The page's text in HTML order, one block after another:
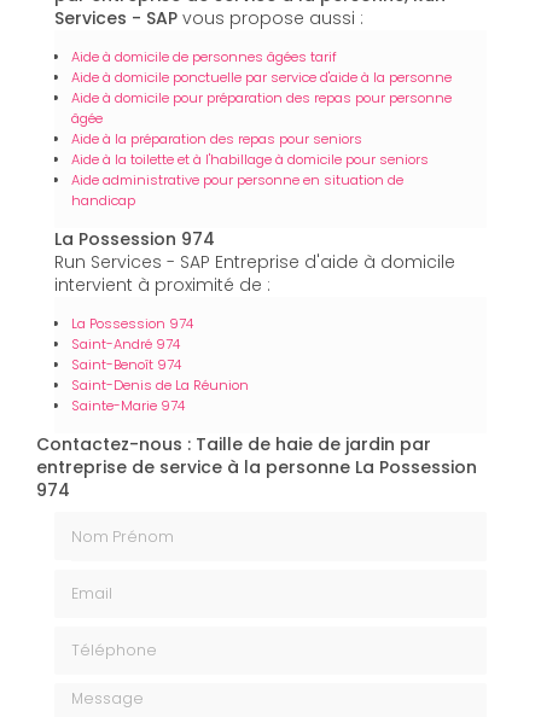
Services - SAP vous propose aussi :
Aide à domicile de personnes âgées tarif
Aide à domicile ponctuelle par service d'aide à la personne
Aide à domicile pour préparation des repas pour personne
âgée
Aide à la préparation des repas pour seniors
Aide à la toilette et à l'habillage à domicile pour seniors
Aide administrative pour personne en situation de
handicap
La Possession 974
Run Services - SAP Entreprise d'aide à domicile
intervient à proximité de :
La Possession 974
Saint-André 974
Saint-Benoît 974
Saint-Denis de La Réunion
Sainte-Marie 974
Contactez-nous : Taille de haie de jardin par
entreprise de service à la personne La Possession
974
Message